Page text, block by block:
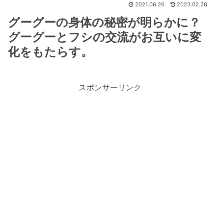
2021.06.26 2023.02.28
グーグーの身体の秘密が明らかに？
グーグーとフシの交流がお互いに変
化をもたらす。
スポンサーリンク